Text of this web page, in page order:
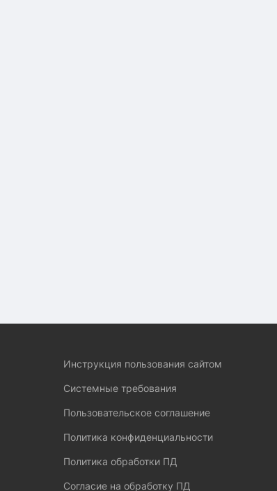
Инструкция пользования сайтом
Системные требования
Пользовательское соглашение
Политика конфиденциальности
Политика обработки ПД
Согласие на обработку ПД